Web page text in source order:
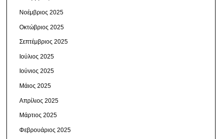
Νοέμβριος 2025
Οκτώβριος 2025
Σεπτέμβριος 2025
Ιούλιος 2025
Ιούνιος 2025
Μάιος 2025
Απρίλιος 2025
Μάρτιος 2025
Φεβρουάριος 2025